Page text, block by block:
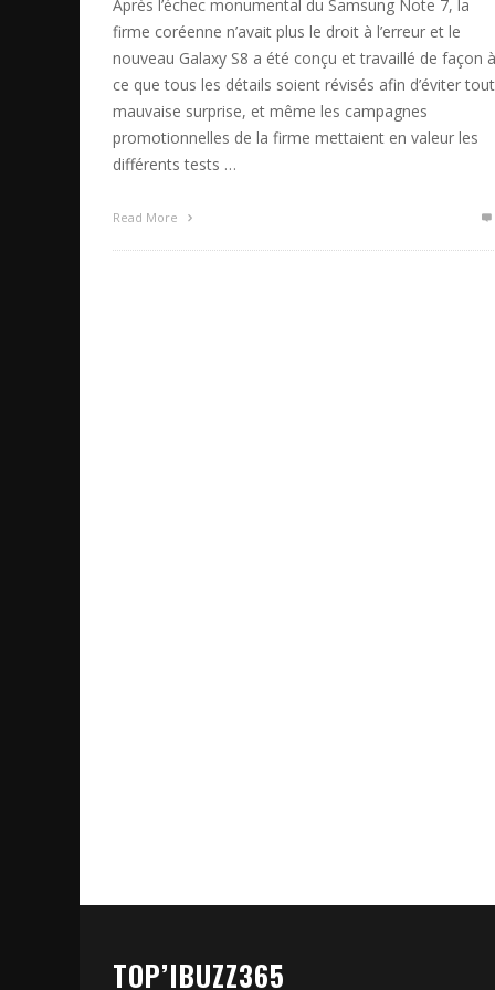
Après l’échec monumental du Samsung Note 7, la
firme coréenne n’avait plus le droit à l’erreur et le
nouveau Galaxy S8 a été conçu et travaillé de façon à
ce que tous les détails soient révisés afin d’éviter
mauvaise surprise, et même les campagnes
promotionnelles de la firme mettaient en valeur les
différents tests …
Read More
TOP’IBUZZ365